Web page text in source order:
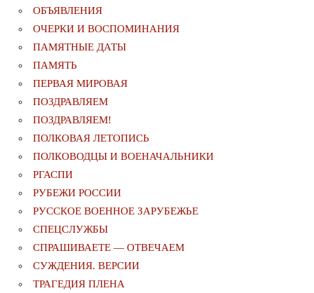
ОБЪЯВЛЕНИЯ
ОЧЕРКИ И ВОСПОМИНАНИЯ
ПАМЯТНЫЕ ДАТЫ
ПАМЯТЬ
ПЕРВАЯ МИРОВАЯ
ПОЗДРАВЛЯЕМ
ПОЗДРАВЛЯЕМ!
ПОЛКОВАЯ ЛЕТОПИСЬ
ПОЛКОВОДЦЫ И ВОЕНАЧАЛЬНИКИ
РГАСПИ
РУБЕЖИ РОССИИ
РУССКОЕ ВОЕННОЕ ЗАРУБЕЖЬЕ
СПЕЦСЛУЖБЫ
СПРАШИВАЕТЕ — ОТВЕЧАЕМ
СУЖДЕНИЯ. ВЕРСИИ
ТРАГЕДИЯ ПЛЕНА